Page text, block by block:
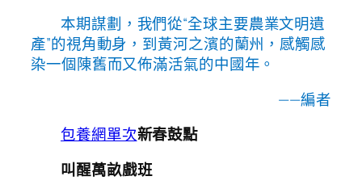
本期謀劃，我們從“全球主要農業文明遺
產”的視角動身，到黃河之濱的蘭州，感觸感
染一個陳舊而又佈滿活氣的中國年。
——編者
包養網單次新春鼓點
叫醒萬畝戲班